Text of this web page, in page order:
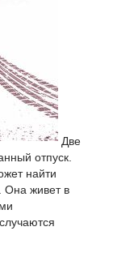
Две
отпуск.
найти
Она живет в